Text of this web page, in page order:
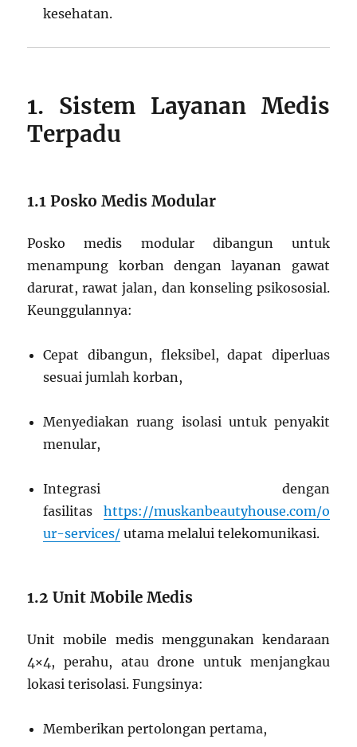
kesehatan.
1. Sistem Layanan Medis
Terpadu
1.1 Posko Medis Modular
Posko medis modular dibangun untuk
menampung korban dengan layanan gawat
darurat, rawat jalan, dan konseling psikososial.
Keunggulannya:
Cepat dibangun, fleksibel, dapat diperluas
sesuai jumlah korban,
Menyediakan ruang isolasi untuk penyakit
menular,
Integrasi dengan
fasilitas https://muskanbeautyhouse.com/o
ur-services/ utama melalui telekomunikasi.
1.2 Unit Mobile Medis
Unit mobile medis menggunakan kendaraan
4×4, perahu, atau drone untuk menjangkau
lokasi terisolasi. Fungsinya:
Memberikan pertolongan pertama,